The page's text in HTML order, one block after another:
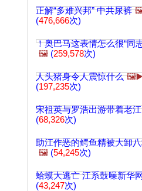
正解“多难兴邦” 中共尿裤
(476,666次)
！奥巴马这表情怎么很“同
🖼️ (259,578次)
人头猪身令人震惊什么
(197,235次)
宋祖英与罗浩出游带着老江
(68,326次)
助江作恶的鳄鱼精被大卸
🖼️ (54,245次)
蛤蟆大逃亡 江系鼓噪新华
(43,247次)